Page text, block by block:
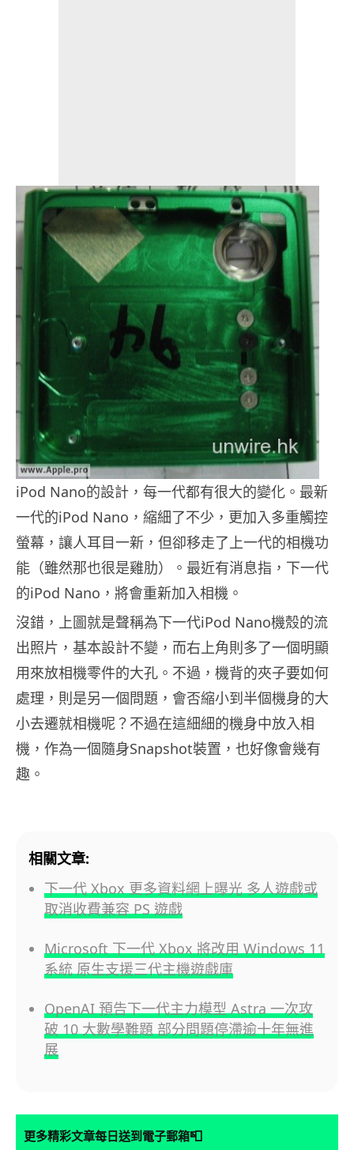
iPod Nano的設計，每一代都有很大的變化。最新
一代的iPod Nano，縮細了不少，更加入多重觸控
螢幕，讓人耳目一新，但卻移走了上一代的相機功
能（雖然那也很是雞肋）。最近有消息指，下一代
的iPod Nano，將會重新加入相機。
沒錯，上圖就是聲稱為下一代iPod Nano機殼的流
出照片，基本設計不變，而右上角則多了一個明顯
用來放相機零件的大孔。不過，機背的夾子要如何
處理，則是另一個問題，會否縮小到半個機身的大
小去遷就相機呢？不過在這細細的機身中放入相
機，作為一個隨身Snapshot裝置，也好像會幾有
趣。
相關文章:
下一代 Xbox 更多資料網上曝光 多人遊戲或
取消收費兼容 PS 遊戲
Microsoft 下一代 Xbox 將改用 Windows 11
系統 原生支援三代主機遊戲庫
OpenAI 預告下一代主力模型 Astra 一次攻
破 10 大數學難題 部分問題停滯逾十年無進
展
更多精彩文章每日送到電子郵箱📮